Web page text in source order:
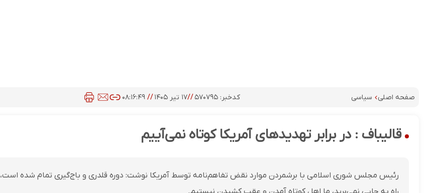
صفحه اصلی سیاسی کدخبر: ۵۷۰۷۹۵ //۱۷ تیر ۱۴۰۵ // ۰۸:۱۶:۴۹
قالیباف : در برابر تهدیدهای آمریکا کوتاه نمی‌آییم
رئیس مجلس شوری اسلامی با برشمردن موارد نقض تفاهم‌نامه توسط آمریکا نوشت: دوره قلدری و باج‌گیری تمام شده است،